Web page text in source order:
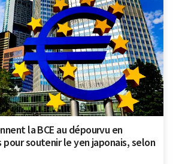
la BCE au dépourvu en
soutenir le yen japonais, selon